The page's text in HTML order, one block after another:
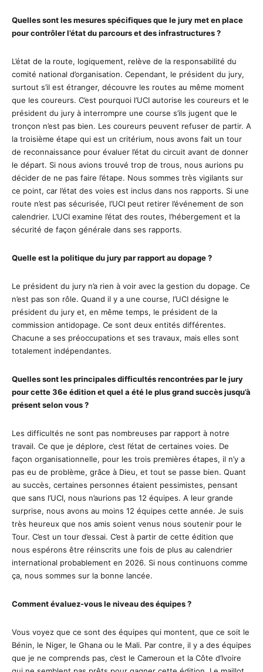
Quelles sont les mesures spécifiques que le jury met en place
pour contrôler l’état du parcours et des infrastructures ?
L’état de la route, logiquement, relève de la responsabilité du
comité national d’organisation. Cependant, le président du jury,
surtout s’il est étranger, découvre les routes au même moment
que les coureurs. C’est pourquoi l’UCI autorise les coureurs et le
président du jury à interrompre une course s’ils jugent que le
tronçon n’est pas bien. Les coureurs peuvent refuser de partir. A
la troisième étape qui est un critérium, nous avons fait un tour
de reconnaissance pour évaluer l’état du circuit avant de donner
le départ. Si nous avions trouvé trop de trous, nous aurions pu
décider de ne pas faire l’étape. Nous sommes très vigilants sur
ce point, car l’état des voies est inclus dans nos rapports. Si une
route n’est pas sécurisée, l’UCI peut retirer l’événement de son
calendrier. L’UCI examine l’état des routes, l’hébergement et la
sécurité de façon générale dans ses rapports.
Quelle est la politique du jury par rapport au dopage ?
Le président du jury n’a rien à voir avec la gestion du dopage. Ce
n’est pas son rôle. Quand il y a une course, l’UCI désigne le
président du jury et, en même temps, le président de la
commission antidopage. Ce sont deux entités différentes.
Chacune a ses préoccupations et ses travaux, mais elles sont
totalement indépendantes.
Quelles sont les principales difficultés rencontrées par le jury
pour cette 36e édition et quel a été le plus grand succès jusqu’à
présent selon vous ?
Les difficultés ne sont pas nombreuses par rapport à notre
travail. Ce que je déplore, c’est l’état de certaines voies. De
façon organisationnelle, pour les trois premières étapes, il n’y a
pas eu de problème, grâce à Dieu, et tout se passe bien. Quant
au succès, certaines personnes étaient pessimistes, pensant
que sans l’UCI, nous n’aurions pas 12 équipes. A leur grande
surprise, nous avons au moins 12 équipes cette année. Je suis
très heureux que nos amis soient venus nous soutenir pour le
Tour. C’est un tour d’essai. C’est à partir de cette édition que
nous espérons être réinscrits une fois de plus au calendrier
international probablement en 2026. Si nous continuons comme
ça, nous sommes sur la bonne lancée.
Comment évaluez-vous le niveau des équipes ?
Vous voyez que ce sont des équipes qui montent, que ce soit le
Bénin, le Niger, le Ghana ou le Mali. Par contre, il y a des équipes
que je ne comprends pas, c’est le Cameroun et la Côte d’Ivoire